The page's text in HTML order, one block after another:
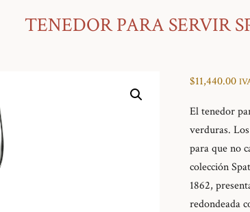
TENEDOR PARA SERVIR
$11,440.00
El tenedor
verduras.
para que no
colección
1862,
redondeada